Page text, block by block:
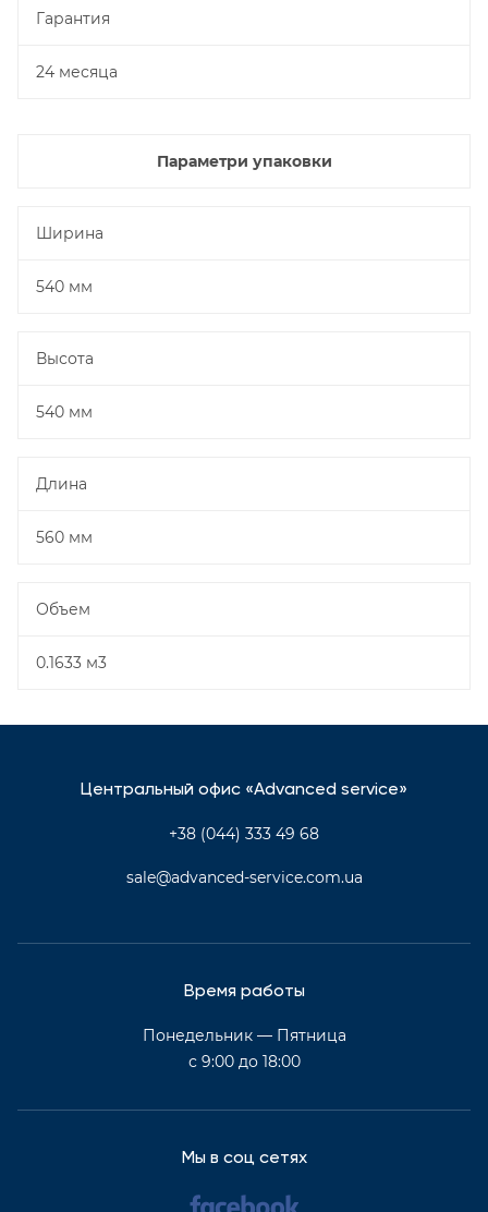
Гарантия
24 месяца
Параметри упаковки
Ширина
540 мм
Высота
540 мм
Длина
560 мм
Объем
0.1633 м3
Центральный офис «Advanced service»
+38 (044) 333 49 68
sale@advanced-service.com.ua
Время работы
Понедельник — Пятница
с 9:00 до 18:00
Мы в соц сетях